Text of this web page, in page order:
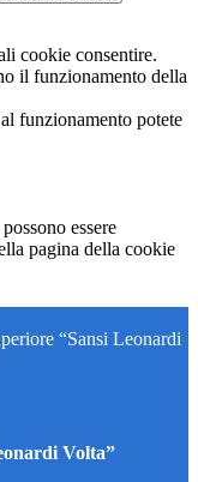
cookie consentire.
il funzionamento della
funzionamento potete
essere
pagina della cookie
“Sansi Leonardi
Volta”